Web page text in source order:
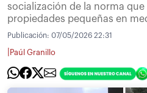
socialización de la norma
propiedades pequeñas en
Publicación: 07/05/2026 22:31
Paúl Granillo